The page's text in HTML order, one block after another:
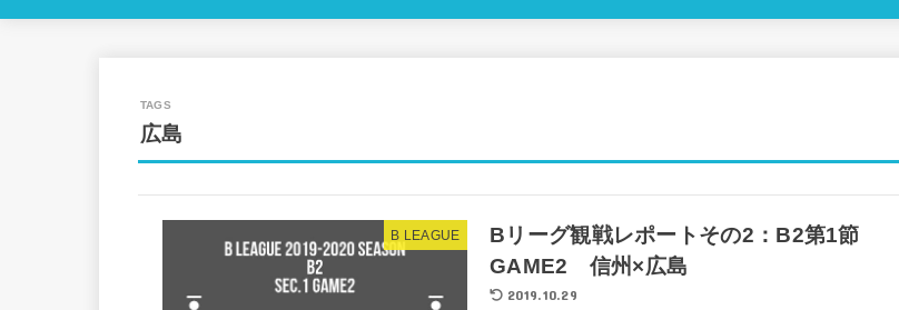
広島
B LEAGUE
Bリーグ観戦レポートその2：B2第1節
GAME2 信州×広島
2019.10.29